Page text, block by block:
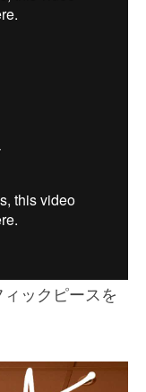
ックピースを